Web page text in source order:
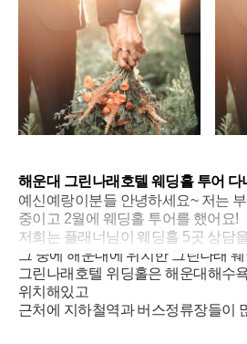
해운대 그린나래호텔 웨딩홀 투어 다
예신예랑이분들 안녕하세요~ 저는
중이고 2월에 웨딩홀 투어를 했어요!
저희는 플래너님이 웨딩홀 5곳 상담
그 중에 해운대에 위치한 그린나래
그린나래호텔 위딩홀은 해운대해수
위치해있고
근처에 지하철역과 버스정류장들이